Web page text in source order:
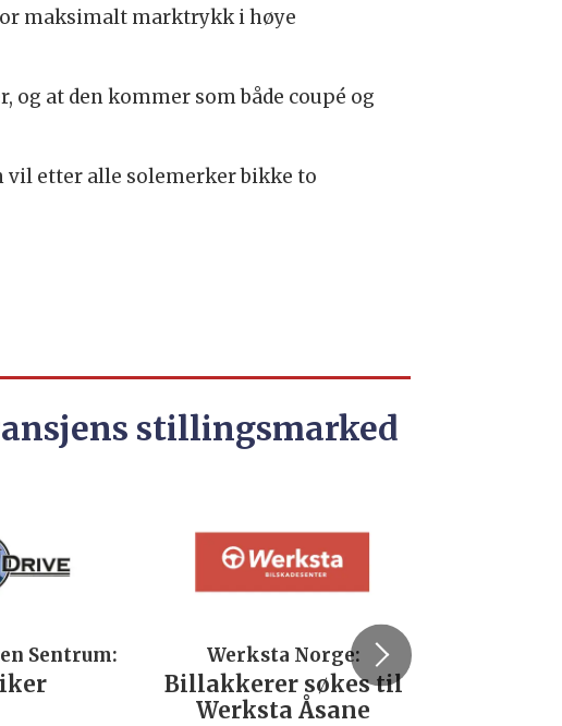
maksimalt marktrykk i høye
at den kommer som både coupé og
vil etter alle solemerker bikke to
stillingsmarked
Sentrum: Werksta Norge:
Billakkerer søkes til
Werksta Åsane